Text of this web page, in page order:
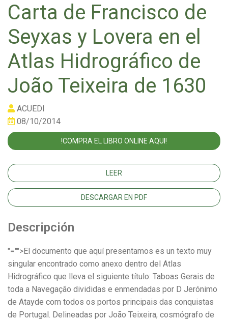
Carta de Francisco de
Seyxas y Lovera en el
Atlas Hidrográfico de
João Teixeira de 1630
ACUEDI
08/10/2014
!COMPRA EL LIBRO ONLINE AQUI!
LEER
DESCARGAR EN PDF
Descripción
"="">El documento que aquí presentamos es un texto muy
singular encontrado como anexo dentro del Atlas
Hidrográfico que lleva el siguiente título: Taboas Gerais de
toda a Navegação divididas e enmendadas por D Jerónimo
de Atayde com todos os portos principais das conquistas
de Portugal. Delineadas por João Teixeira, cosmógrafo de